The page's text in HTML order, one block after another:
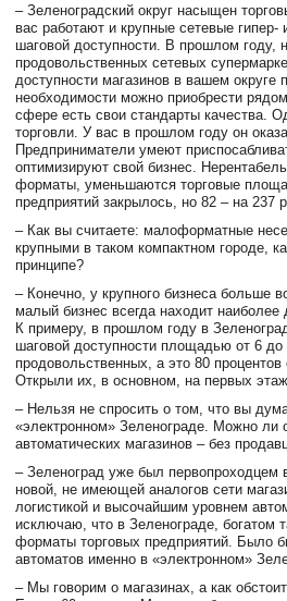
– Зеленоградский округ насыщен
вас работают и крупные сетевые
шаговой доступности. В прошлом году,
продовольственных сетевых
доступности магазинов в вашем округе
необходимости можно приобрести
сфере есть свои стандарты качества.
торговли. У вас в прошлом году он
Предприниматели умеют
оптимизируют свой бизнес.
форматы, уменьшаются торговые
предприятий закрылось, но 82 – на 237
– Как вы считаете: малоформатные
крупными в таком компактном городе,
принципе?
– Конечно, у крупного бизнеса больше
малый бизнес всегда находит
К примеру, в прошлом году в
шаговой доступности площадью от 6
продовольственных, а это 80
Открыли их, в основном, на первых
– Нельзя не спросить о том, что вы
«электронном» Зеленограде. Можно ли
автоматических магазинов – без
– Зеленоград уже был первопроходцем
новой, не имеющей аналогов сети
логистикой и высочайшим уровнем
исключаю, что в Зеленограде, богатом
форматы торговых предприятий. Было
автоматов именно в «электронном»
– Мы говорим о магазинах, а как